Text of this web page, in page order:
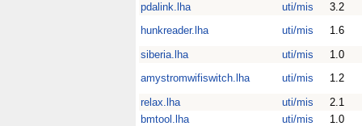
pdalink.lha
uti/mis
3.2
hunkreader.lha
uti/mis
1.6
siberia.lha
uti/mis
1.0
amystromwifiswitch.lha
uti/mis
1.2
relax.lha
uti/mis
2.1
bmtool.lha
uti/mis
1.0